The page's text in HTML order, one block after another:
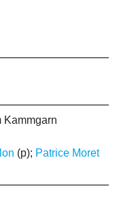
Kammgarn
(p); Patrice Moret